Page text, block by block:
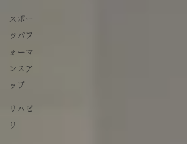
スポー
ツパフ
ォーマ
ンスア
ップ
リハビ
リ